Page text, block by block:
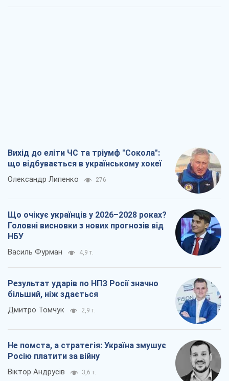
Вихід до еліти ЧС та тріумф "Сокола":
що відбувається в українському хокеї
Олександр Липенко 276
Що очікує українців у 2026–2028 роках?
Головні висновки з нових прогнозів від
НБУ
Василь Фурман 4,9 т.
Результат ударів по НПЗ Росії значно
більший, ніж здається
Дмитро Томчук 2,9 т.
Не помста, а стратегія: Україна змушує
Росію платити за війну
Віктор Андрусів 3,6 т.